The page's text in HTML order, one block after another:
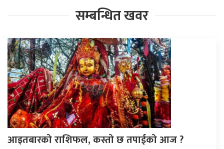
सम्बन्धित खवर
आइतबारको राशिफल, कस्तो छ तपाईको आज ?